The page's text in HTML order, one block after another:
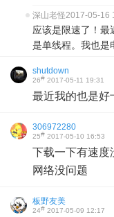
深山老怪2017-05-16
应该是限速了！
是单线程。我也是
shutdown
26# 2017-05-11 19:31
最近我的也是好
306972280
25# 2017-05-10 16:53
下载一下有速度
网络没问题
板野友美
24# 2017-05-09 12:17